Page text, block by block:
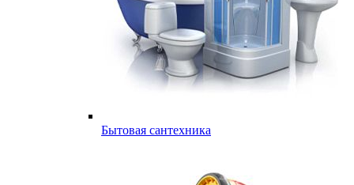
Бытовая сантехника